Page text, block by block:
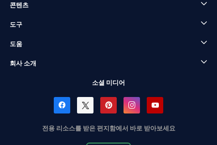
콘텐츠
도구
도움
회사 소개
소셜 미디어
전용 리소스를 받은 편지함에서 바로 받아보세요